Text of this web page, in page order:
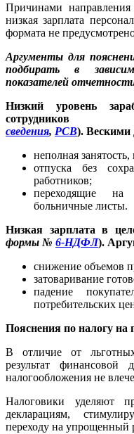
Причинами
низкая зарплата
формата не
Аргументы для
подбирать в
показателей
Низкий уровень
сведения, РСВ). Вескими
неполная
отпуска без
работников;
переходящие
больничные листы.
Низкая зарплата в
формы № 6-НДФЛ).
снижение объемов
затоваривание
падение
потребительских
Пояснения по налогу
В отличие от
результат финансовой
налогообложения не
Налоговики уделяют
декларациям,
переходу на упрощенный